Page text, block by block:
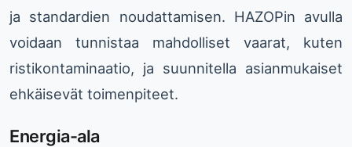
ja standardien noudattamisen. HAZOPin avulla
voidaan tunnistaa mahdolliset vaarat, kuten
ristikontaminaatio, ja suunnitella asianmukaiset
ehkäisevät toimenpiteet.
Energia-ala